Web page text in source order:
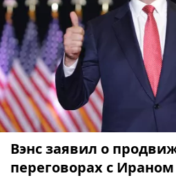
Вэнс заявил о
переговорах с Ираном